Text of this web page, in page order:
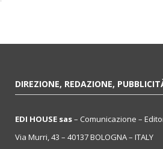
DIREZIONE, REDAZIONE,
EDI HOUSE sas– Comunicazione –
Via Murri, 43 – 40137 BOLOGNA – ITALY